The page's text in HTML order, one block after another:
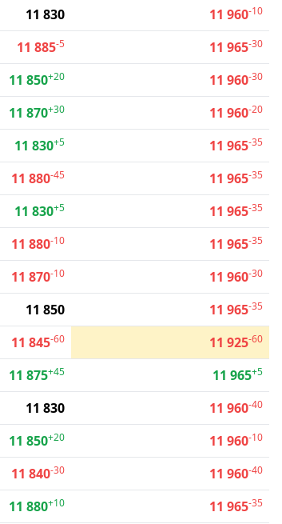
11 830 11 960-10
11 885-5 11 965-30
11 850+20 11 960-30
11 870+30 11 960-20
11 830+5 11 965-35
11 880-45 11 965-35
11 830+5 11 965-35
11 880-10 11 965-35
11 870-10 11 960-30
11 850 11 965-35
11 845-60 11 925-60
11 875+45 11 965+5
11 830 11 960-40
11 850+20 11 960-10
11 840-30 11 960-40
11 880+10 11 965-35